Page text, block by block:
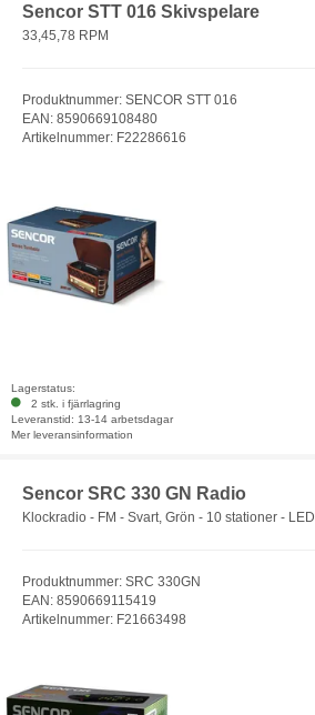
Sencor STT 016 Skivspelare
33,45,78 RPM
Produktnummer: SENCOR STT 016
EAN: 8590669108480
Artikelnummer: F22286616
Lagerstatus:
2 stk. i fjärrlagring
Leveranstid: 13-14 arbetsdagar
Mer leveransinformation
Sencor SRC 330 GN Radio
Klockradio - FM - Svart, Grön - 10 stationer - LED
Produktnummer: SRC 330GN
EAN: 8590669115419
Artikelnummer: F21663498